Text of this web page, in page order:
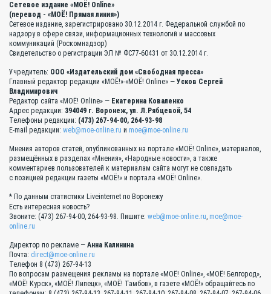
Сетевое издание «МОЁ! Online»
(перевод - «МОЁ! Прямая линия»)
Сетевое издание, зарегистрировано 30.12.2014 г. Федеральной службой по
надзору в сфере связи, информационных технологий и массовых
коммуникаций (Роскомнадзор)
Свидетельство о регистрации ЭЛ № ФС77-60431 от 30.12.2014 г.
Учредитель: ООО «Издательский дом «Свободная пресса»
Главный редактор редакции «МОЁ!»-«МОЁ! Online» — Усков Сергей
Владимирович
Редактор сайта «МОЁ! Online» — Екатерина Коваленко
Адрес редакции: 394049 г. Воронеж, ул. Л.Рябцевой, 54
Телефоны редакции: (473) 267-94-00, 264-93-98
E-mail редакции: web@moe-online.ru и moe@moe-online.ru
Мнения авторов статей, опубликованных на портале «МОЁ! Online», материалов,
размещённых в разделах «Мнения», «Народные новости», а также
комментариев пользователей к материалам сайта могут не совпадать
с позицией редакции газеты «МОЁ!» и портала «МОЁ! Online».
* По данным статистики Liveinternet по Воронежу
Есть интересная новость?
Звоните: (473) 267-94-00, 264-93-98. Пишите: web@moe-online.ru, moe@moe-
online.ru
Директор по рекламе — Анна Калинина
Почта: direct@moe-online.ru
Телефон 8 (473) 267-94-13
По вопросам размещения рекламы на портале «МОЁ! Online», «МОЁ! Белгород»,
«МОЁ! Курск», «МОЁ! Липецк», «МОЁ! Тамбов», в газете «МОЁ!» обращайтесь по